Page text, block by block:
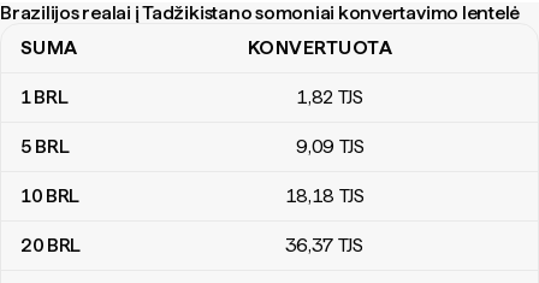
Brazilijos realai į Tadžikistano somoniai konvertavimo lentelė
Brazilijos realai į Tadžikistano somoniai konvertavimo lentelė
SUMA KONVERTUOTA
1BRL 1,82 TJS
5 BRL 9,09 TJS
10 BRL 18,18 TJS
20 BRL 36,37 TJS